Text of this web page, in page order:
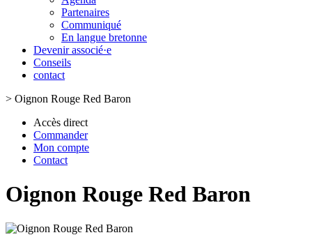
Partenaires
Communiqué
En langue bretonne
Devenir associé·e
Conseils
contact
> Oignon Rouge Red Baron
Accès direct
Commander
Mon compte
Contact
Oignon Rouge Red Baron